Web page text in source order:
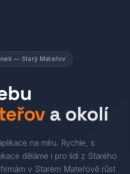
— Starý Mateřov
a okolí
na míru. Rychle, s
děláme i pro lidi z Starého
v Starém Mateřově růst